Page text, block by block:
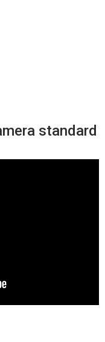
standard